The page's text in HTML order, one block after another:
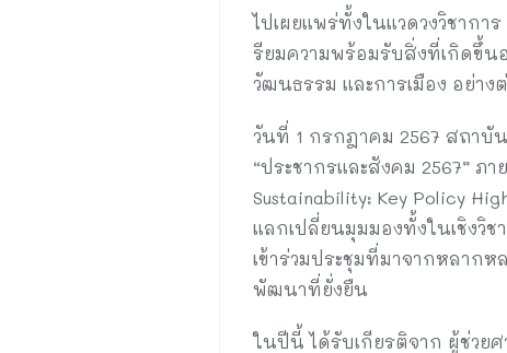
ไปเผยแพร่ทั้งในแวดวงวิชาก
รียมความพร้อมรับสิ่งที่เกิดขึ้น
วัฒนธรรม และการเมือง อย่า
วันที่ 1 กรกฎาคม 2567 สถาบั
“ประชากรและสังคม 2567” ภ
Sustainability: Key Policy
แลกเปลี่ยนมุมมองทั้งในเชิงวิ
เข้าร่วมประชุมที่มาจากหลากห
พัฒนาที่ยั่งยืน
ในปีนี้ ได้รับเกียรติจาก ผู้ช่วย